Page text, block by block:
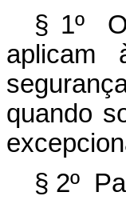
§ 1º
aplicam
quando
§ 2º